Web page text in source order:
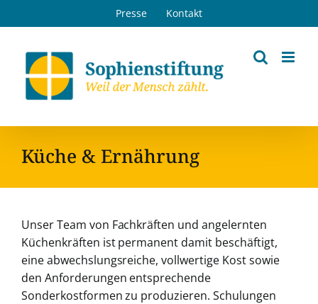
Inhalt
Presse Kontakt
Küche & Ernährung
Unser Team von Fachkräften und angelernten
Küchenkräften ist permanent damit beschäftigt,
eine abwechslungsreiche, vollwertige Kost sowie
den Anforderungen entsprechende
Sonderkostformen zu produzieren. Schulungen